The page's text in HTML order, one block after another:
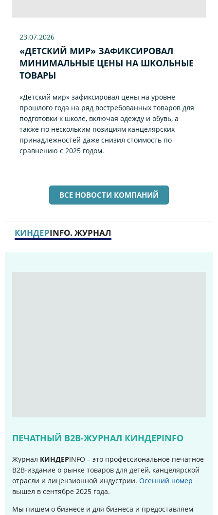
23.07.2026
«ДЕТСКИЙ МИР» ЗАФИКСИРОВАЛ
МИНИМАЛЬНЫЕ ЦЕНЫ НА ШКОЛЬНЫЕ
ТОВАРЫ
«Детский мир» зафиксировал цены на уровне
прошлого года на ряд востребованных товаров для
подготовки к школе, включая одежду и обувь, а
также по нескольким позициям канцелярских
принадлежностей даже снизил стоимость по
сравнению с 2025 годом.
ВСЕ НОВОСТИ КОМПАНИЙ
КИНДЕРINFO. ЖУРНАЛ
ПЕЧАТНЫЙ B2B-ЖУРНАЛ КИНДЕРINFO
Журнал КИНДЕРINFO – это профессиональное печатное
B2B-издание о рынке товаров для детей, канцелярской
отрасли и лицензионной индустрии. Осенний номер
вышел в сентябре 2025 года.
Мы пишем о бизнесе и для бизнеса и предоставляем